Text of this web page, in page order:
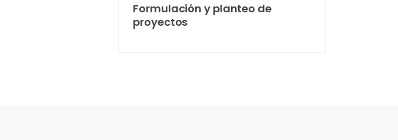
Formulación y planteo de
proyectos